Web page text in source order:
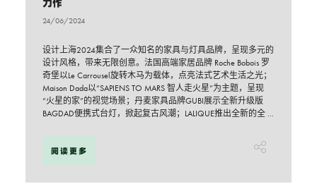
24/06/2024
设计上海2024集合了一众知名的家具与灯具品牌，呈现多元的
设计风格，带来无限创意。法国高端家居品牌 Roche Bobois 罗
奇堡以Le Carrousel旋转木马为载体，点亮法式艺术生活之光；
Maison Dada以“SAPIENS TO MARS 智人走火星”为主题，呈现
“火星的家”的视觉场景；丹麦家具品牌GUBI展示全新升级版
BAGDAD便携式台灯，掀起复古风潮；LALIQUE推出全新的全 ...
阅读更多